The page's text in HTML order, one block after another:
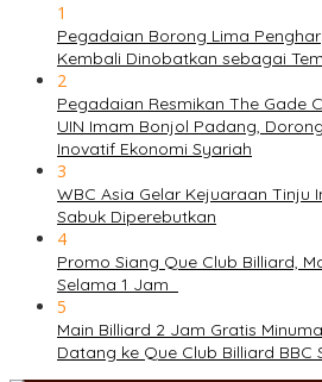
1
Pegadaian Borong Lima
Kembali Dinobatkan sebagai
2
Pegadaian Resmikan The Gade
UIN Imam Bonjol Padang,
Inovatif Ekonomi Syariah
3
WBC Asia Gelar Kejuaraan Tinju
Sabuk Diperebutkan
4
Promo Siang Que Club Billiard,
Selama 1 Jam
5
Main Billiard 2 Jam Gratis
Datang ke Que Club Billiard BBC